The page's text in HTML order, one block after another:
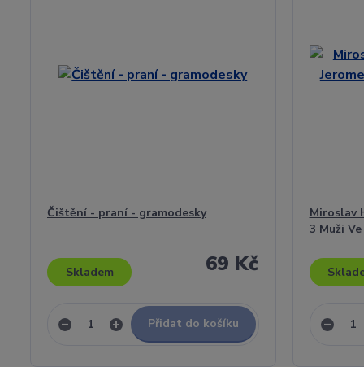
Čištění - praní - gramodesky
69 Kč
Skladem
Přidat do košíku
Miroslav
3 Muži